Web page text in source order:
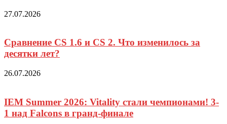
27.07.2026
Сравнение CS 1.6 и CS 2. Что изменилось за
десятки лет?
26.07.2026
IEM Summer 2026: Vitality стали чемпионами! 3-
1 над Falcons в гранд-финале